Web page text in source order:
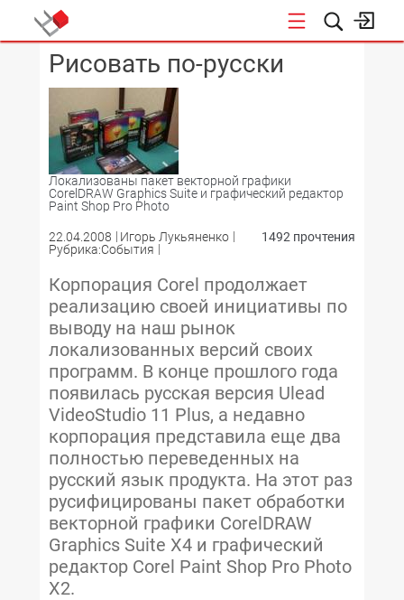
КОНФЕРЕНЦИИ
Рисовать по-русски
Локализованы пакет векторной графики
CorelDRAW Graphics Suite и графический редактор
Paint Shop Pro Photo
22.04.2008
Игорь Лукьяненко
Рубрика:События
1492 прочтения
Корпорация Corel продолжает
реализацию своей инициативы по
выводу на наш рынок
локализованных версий своих
программ. В конце прошлого года
появилась русская версия Ulead
VideoStudio 11 Plus, а недавно
корпорация представила еще два
полностью переведенных на
русский язык продукта. На этот раз
русифицированы пакет обработки
векторной графики CorelDRAW
Graphics Suite X4 и графический
редактор Corel Paint Shop Pro Photo
X2.